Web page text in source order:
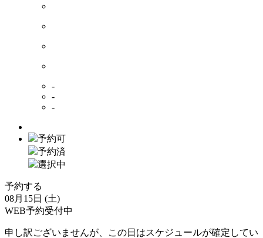
-
-
-
予約可
予約済
選択中
予約する
08月15日 (土)
WEB予約受付中
申し訳ございませんが、この日はスケジュールが確定してい